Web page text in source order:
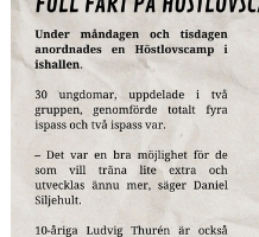
KIOSKEN
THF UNGDOMSPOLICY - RÖDA TRÅD
BILDGALLERI